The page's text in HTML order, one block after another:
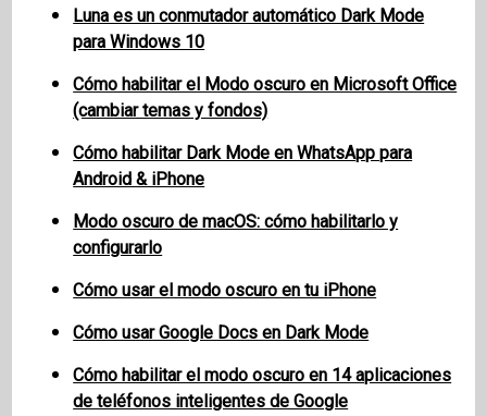
Luna es un conmutador automático Dark Mode
para Windows 10
Cómo habilitar el Modo oscuro en Microsoft Office
(cambiar temas y fondos)
Cómo habilitar Dark Mode en WhatsApp para
Android & iPhone
Modo oscuro de macOS: cómo habilitarlo y
configurarlo
Cómo usar el modo oscuro en tu iPhone
Cómo usar Google Docs en Dark Mode
Cómo habilitar el modo oscuro en 14 aplicaciones
de teléfonos inteligentes de Google